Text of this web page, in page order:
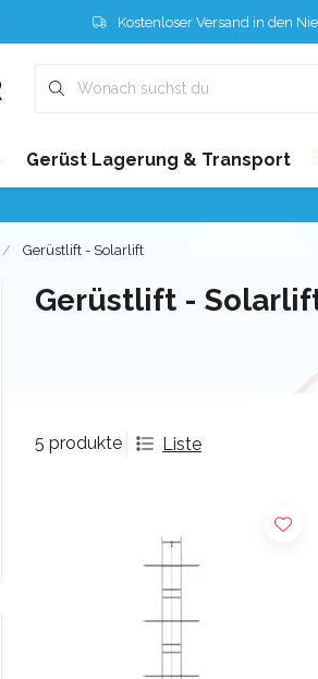
Kostenloser Versand in den
Gerüst Lagerung & Transport
Gerüstlift - Solarlift
Gerüstlift -
5 produkte Liste